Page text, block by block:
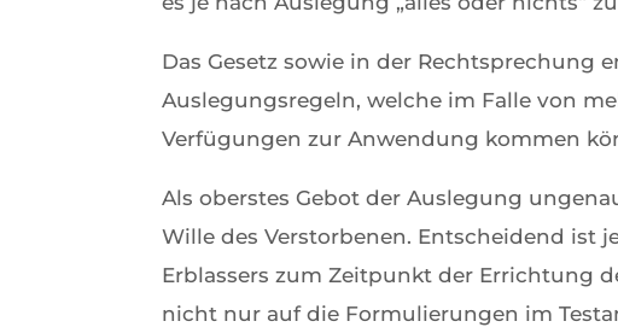
Das Gesetz sowie in der Rechtsprechung
Auslegungsregeln, welche im Falle von
Verfügungen zur Anwendung kommen
Als oberstes Gebot der Auslegung
Wille des Verstorbenen. Entscheidend ist
Erblassers zum Zeitpunkt der Errichtung
nicht nur auf die Formulierungen im